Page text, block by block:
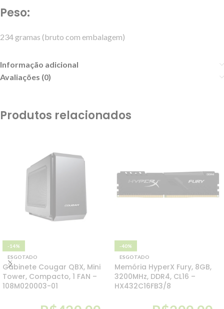
Peso:
234 gramas (bruto com embalagem)
Informação adicional
Avaliações (0)
Produtos relacionados
-14%
ESGOTADO
Gabinete Cougar QBX, Mini
Tower, Compacto, 1 FAN –
108M020003-01
-40%
ESGOTADO
Memória HyperX Fury, 8GB,
3200MHz, DDR4, CL16 –
HX432C16FB3/8